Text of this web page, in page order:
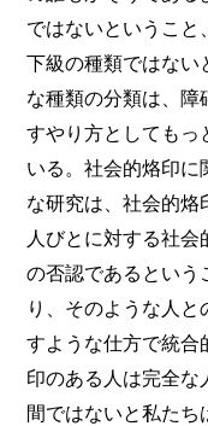
ではないというこ
下級の種類ではない
な種類の分類は、障
すやり方としてもっ
いる。社会的烙印に
な研究は、社会的烙
人びとに対する社
の否認であるという
り、そのような人
すような仕方で統合
印のある人は完全な
間ではないと私た